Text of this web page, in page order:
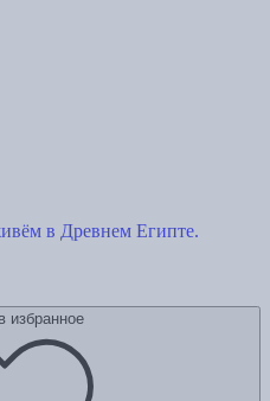
в Древнем Египте.
избранное